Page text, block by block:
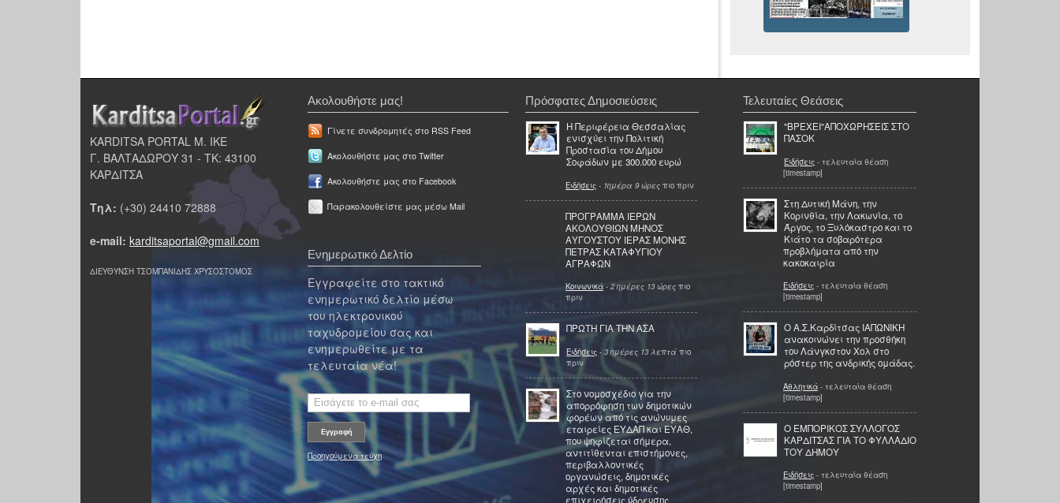
KARDITSA PORTAL Μ. ΙΚΕ
Γ. ΒΑΛΤΑΔΩΡΟΥ 31 - ΤΚ: 43100
ΚΑΡΔΙΤΣΑ
Τηλ: (+30) 24410 72888
e-mail: karditsaportal@gmail.com
ΔΙΕΥΘΥΝΣΗ ΤΣΟΜΠΑΝΙΔΗΣ ΧΡΥΣΟΣΤΟΜΟΣ
Ακολουθήστε μας!
Γίνετε συνδρομητές στο RSS Feed
Ακολουθήστε μας στο Twitter
Ακολουθήστε μας στο Facebook
Παρακολουθείστε μας μέσω Mail
Ενημερωτικό Δελτίο
Εγγραφείτε στο τακτικό
ενημερωτικό δελτίο μέσω
του ηλεκτρονικού
ταχυδρομείου σας και
ενημερωθείτε με τα
τελευταία νέα!
Προηγούμενα τεύχη
Πρόσφατες Δημοσιεύσεις
Η Περιφέρεια Θεσσαλίας
ενισχύει την Πολιτική
Προστασία του Δήμου
Σοφάδων με 300.000 ευρώ
Ειδήσεις - 1ημέρα 9 ώρες πιο πριν
ΠΡΟΓΡΑΜΜΑ ΙΕΡΩΝ
ΑΚΟΛΟΥΘΙΩΝ ΜΗΝΟΣ
ΑΥΓΟΥΣΤΟΥ ΙΕΡΑΣ ΜΟΝΗΣ
ΠΕΤΡΑΣ ΚΑΤΑΦΥΓΙΟΥ
ΑΓΡΑΦΩΝ
Κοινωνικά - 2 ημέρες 13 ώρες πιο
πριν
ΠΡΩΤΗ ΓΙΑ ΤΗΝ ΑΣΑ
Ειδήσεις - 3 ημέρες 13 λεπτά πιο
πριν
Στο νομοσχέδιο για την
απορρόφηση των δημοτικών
φορέων από τις ανώνυμες
εταιρείες ΕΥΔΑΠ και ΕΥΑΘ,
που ψηφίζεται σήμερα,
αντιτίθενται επιστήμονες,
περιβαλλοντικές
οργανώσεις, δημοτικές
αρχές και δημοτικές
επιχειρήσεις ύδρευσης
Τελευταίες Θεάσεις
"ΒΡΕΧΕΙ"ΑΠΟΧΩΡΗΣΕΙΣ ΣΤΟ
ΠΑΣΟΚ
Ειδήσεις - τελευταία θέαση
[timestamp]
Στη Δυτική Μάνη, την
Κορινθία, την Λακωνία, το
Άργος, το Ξυλόκαστρο και το
Κιάτο τα σοβαρότερα
προβλήματα από την
κακοκαιρία
Ειδήσεις - τελευταία θέαση
[timestamp]
Ο Α.Σ.Καρδίτσας ΙΑΠΩΝΙΚΗ
ανακοινώνει την προσθήκη
του Λάνγκστον Χολ στο
ρόστερ της ανδρικής ομάδας.
Αθλητικά - τελευταία θέαση
[timestamp]
Ο ΕΜΠΟΡΙΚΟΣ ΣΥΛΛΟΓΟΣ
ΚΑΡΔΙΤΣΑΣ ΓΙΑ ΤΟ ΦΥΛΛΑΔΙΟ
ΤΟΥ ΔΗΜΟΥ
Ειδήσεις - τελευταία θέαση
[timestamp]